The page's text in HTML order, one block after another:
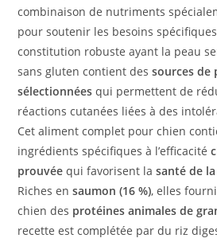
combinaison de nutriments
pour soutenir les besoins
constitution robuste ayant la peau
sans gluten contient dessources de
sélectionnées qui permettent de
réactions cutanées liées à des
Cet aliment complet pour chien
ingrédients spécifiques à l’efficacité
prouvée qui favorisent lasanté de
Riches ensaumon (16 %), elles
chien des protéines animales de
recette est complétée par du riz